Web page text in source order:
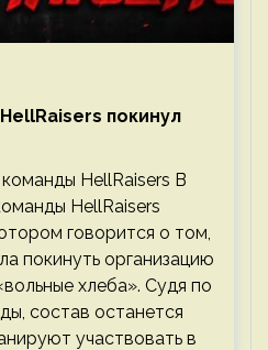
покинул
HellRaisers В
HellRaisers
говорится о том,
покинуть организацию
хлеба». Судя по
состав останется
участвовать в